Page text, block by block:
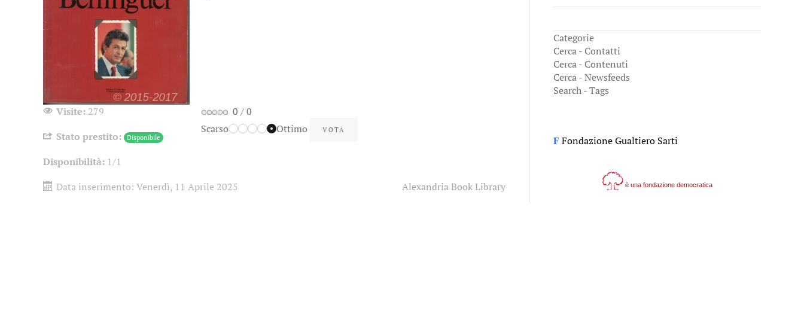
Visite: 279
Stato prestito:
Disponibile
Disponibilità: 1/1
0 /0
Scarso
Ottimo
Data inserimento: Venerdì, 11 Aprile 2025 Alexandria Book Library
Categorie
Cerca - Contatti
Cerca - Contenuti
Cerca - Newsfeeds
Search - Tags
F Fondazione Gualtiero Sarti
è una fondazione democratica